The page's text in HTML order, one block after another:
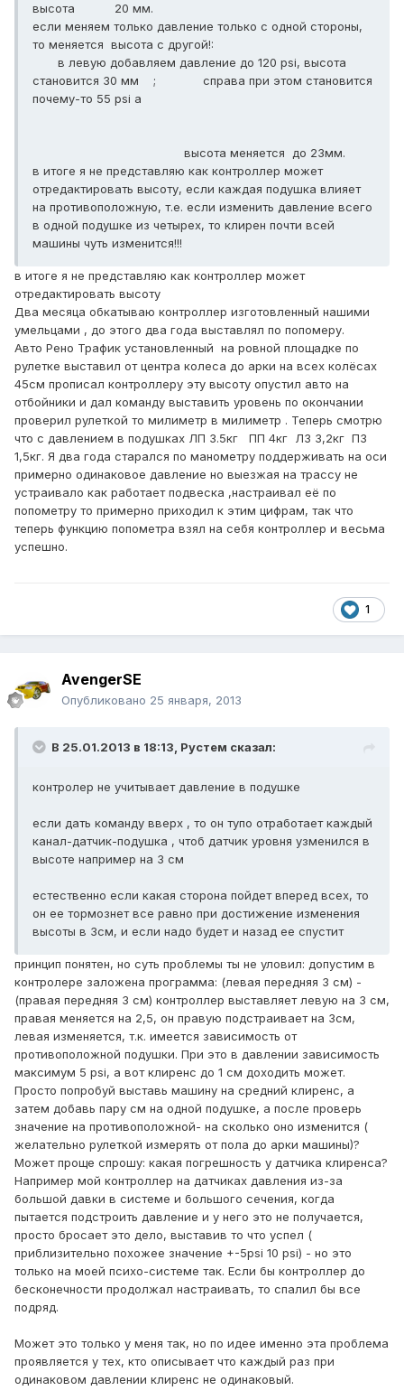
высота 20 мм.
если меняем только давление только с одной стороны,
то меняется высота с другой!:
в левую добавляем давление до 120 psi, высота
становится 30 мм ; справа при этом становится
почему-то 55 psi а
высота меняется до 23мм.
в итоге я не представляю как контроллер может
отредактировать высоту, если каждая подушка влияет
на противоположную, т.е. если изменить давление всего
в одной подушке из четырех, то клирен почти всей
машины чуть изменится!!!
в итоге я не представляю как контроллер может
отредактировать высоту
Два месяца обкатываю контроллер изготовленный нашими
умельцами , до этого два года выставлял по попомеру.
Авто Рено Трафик установленный на ровной площадке по
рулетке выставил от центра колеса до арки на всех колёсах
45см прописал контроллеру эту высоту опустил авто на
отбойники и дал команду выставить уровень по окончании
проверил рулеткой то милиметр в милиметр . Теперь смотрю
что с давлением в подушках ЛП 3.5кг ПП 4кг ЛЗ 3,2кг ПЗ
1,5кг. Я два года старался по манометру поддерживать на оси
примерно одинаковое давление но выезжая на трассу не
устраивало как работает подвеска ,настраивал её по
попометру то примерно приходил к этим цифрам, так что
теперь функцию попометра взял на себя контроллер и весьма
успешно.
1
AvengerSE
Опубликовано 25 января, 2013
В 25.01.2013 в 18:13, Рустем сказал:
контролер не учитывает давление в подушке
если дать команду вверх , то он тупо отработает каждый
канал-датчик-подушка , чтоб датчик уровня узменился в
высоте например на 3 см
естественно если какая сторона пойдет вперед всех, то
он ее тормознет все равно при достижение изменения
высоты в 3см, и если надо будет и назад ее спустит
принцип понятен, но суть проблемы ты не уловил: допустим в
контролере заложена программа: (левая передняя 3 см) -
(правая передняя 3 см) контроллер выставляет левую на 3 см,
правая меняется на 2,5, он правую подстраивает на 3см,
левая изменяется, т.к. имеется зависимость от
противоположной подушки. При это в давлении зависимость
максимум 5 psi, а вот клиренс до 1 см доходить может.
Просто попробуй выставь машину на средний клиренс, а
затем добавь пару см на одной подушке, а после проверь
значение на противоположной- на сколько оно изменится (
желательно рулеткой измерять от пола до арки машины)?
Может проще спрошу: какая погрешность у датчика клиренса?
Например мой контроллер на датчиках давления из-за
большой давки в системе и большого сечения, когда
пытается подстроить давление и у него это не получается,
просто бросает это дело, выставив то что успел (
приблизительно похожее значение +-5psi 10 psi) - но это
только на моей психо-системе так. Если бы контроллер до
бесконечности продолжал настраивать, то спалил бы все
подряд.
Может это только у меня так, но по идее именно эта проблема
проявляется у тех, кто описывает что каждый раз при
одинаковом давлении клиренс не одинаковый.